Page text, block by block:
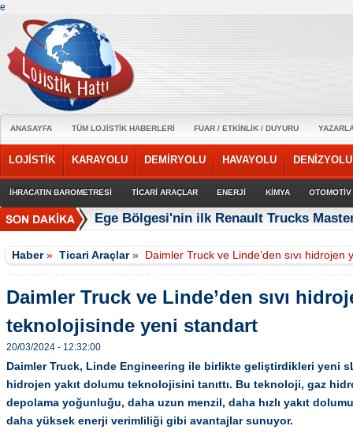
e
ANASAYFA TÜM LOJİSTİK HABERLERİ FUAR / ETKİNLİK / DUYURU
LOJİSTİK KARAYOLU DEMİRYOLU HAVAYOLU DENİZYOLU
İHRACATIN BAROMETRESİ TİCARİ ARAÇLAR ENERJİ KİMYA OTOMOTİV
Ege Bölgesi'nin ilk Renault Trucks
Haber»Ticari Araçlar» Daimler Truck ve Linde’den sıvı
Daimler Truck ve Linde’den sıvı
teknolojisinde yeni standart
20/03/2024 - 12:32:00
Daimler Truck, Linde Engineering ile birlikte geliştirdikleri yeni
hidrojen yakıt dolumu teknolojisini tanıttı. Bu teknoloji, gaz
depolama yoğunluğu, daha uzun menzil, daha hızlı yakıt
daha yüksek enerji verimliliği gibi avantajlar sunuyor.